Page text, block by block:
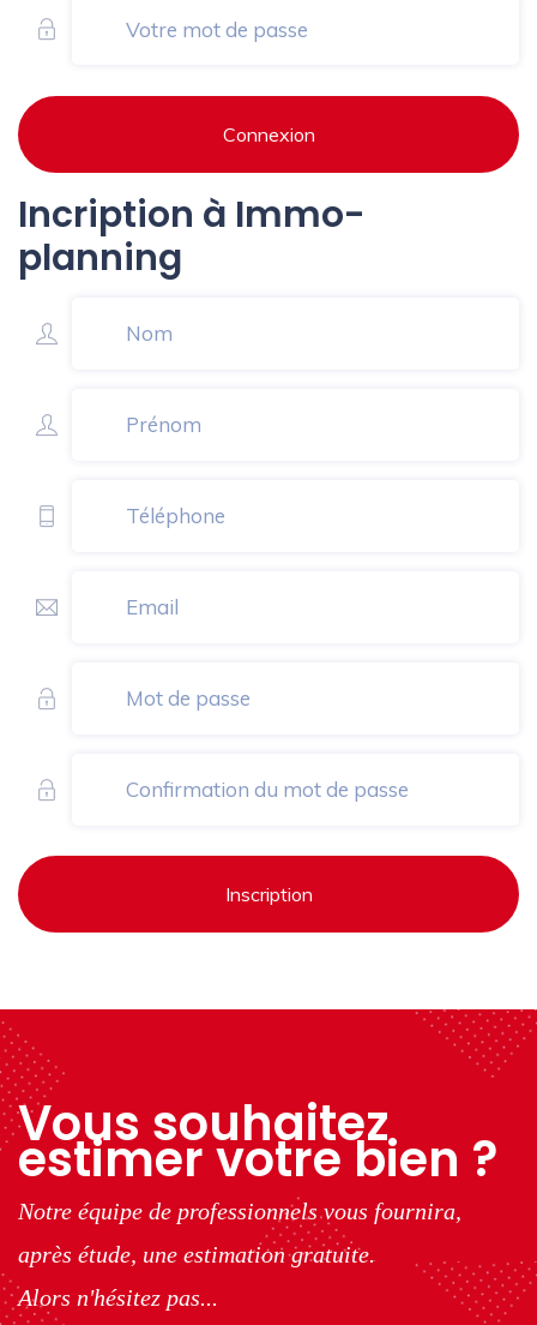
Connexion
Incription à Immo-
planning
Inscription
Vous souhaitez
estimer votre bien ?
Notre équipe de professionnels vous fournira,
après étude, une estimation gratuite.
Alors n'hésitez pas...